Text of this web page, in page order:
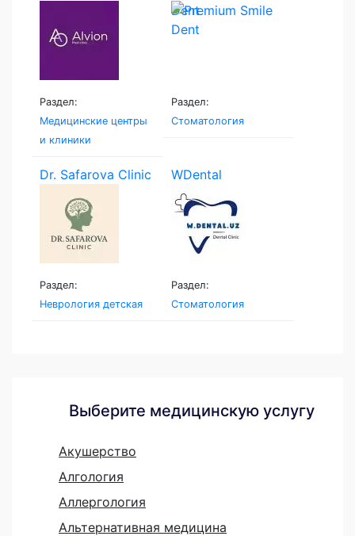
Раздел:
Медицинские центры
и клиники
Dent
Раздел:
Стоматология
Dr. Safarova Clinic
Раздел:
Неврология детская
WDental
Раздел:
Стоматология
Выберите медицинскую услугу
Акушерство
Алгология
Аллергология
Альтернативная медицина